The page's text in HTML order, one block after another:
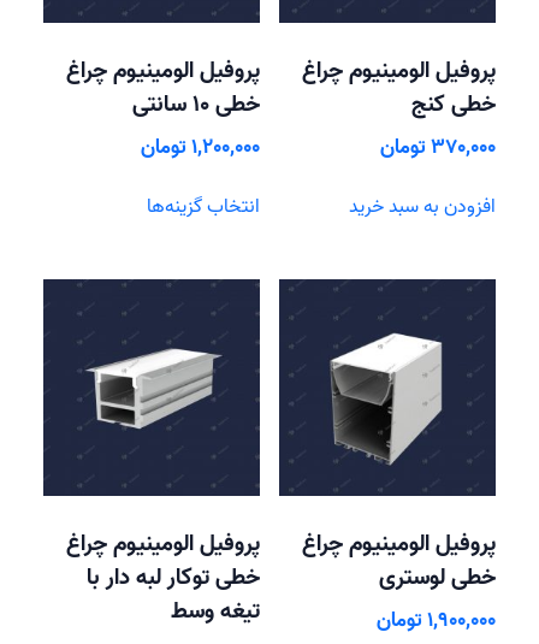
پروفیل الومینیوم چراغ
خطی کنج
370,000تومان
افزودن به سبد خرید
پروفیل الومینیوم چراغ
خطی 10 سانتی
1,200,000تومان
انتخاب گزینه‌هامحصول
انواع
باشد.
گزینه
ها
در
صفحه
محصول
انتخاب
پروفیل الومینیوم چراغ
خطی لوستری
1,900,000تومان
پروفیل الومینیوم چراغ
خطی توکار لبه دار با
تیغه وسط